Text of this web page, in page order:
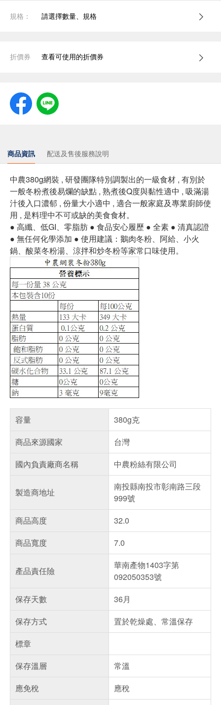
規格： 請選擇數量、規格
折價券 查看可使用的折價券
商品資訊 配送及售後服務說明
中農380g網裝 , 研發團隊特別調製出的一級食材 , 有別於
一般冬粉煮後易爛的缺點 , 熟煮後Q度與黏性適中 , 吸滿湯
汁後入口濃郁 , 份量大小適中 , 適合一般家庭及專業廚師使
用 , 是料理中不可或缺的美食食材。
● 高纖、低GI、零脂肪 ● 食品安心履歷 ● 全素 ● 清真認證
● 無任何化學添加 ● 使用建議：鵝肉冬粉、阿給、小火
鍋、酸菜冬粉湯、涼拌和炒冬粉等家常口味使用。
容量
380g克
商品來源國家
台灣
國內負責廠商名稱
中農粉絲有限公司
製造商地址
南投縣南投市彰南路三段
999號
商品高度
32.0
商品寬度
7.0
產品責任險
華南產物1403字第
092050353號
保存天數
36月
保存方式
置於乾燥處、常溫保存
標章
保存溫層
常溫
應免稅
應稅